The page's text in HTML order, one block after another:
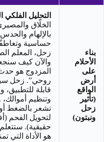
بناء
الأحلام
على
أرض
الواقع
(تأثير
زحل
ونبتون)
التحليل الفلكي
الخلّاق
بالإلهام
حساسية
زحل، المعلم
والآن كيف
المزدوج هو
روحي”. زحل
قابلة
وتنظيم أموالك،
تشعر بالضغط
لتحويل الفحم
حقيقية).
هو الأداة التي